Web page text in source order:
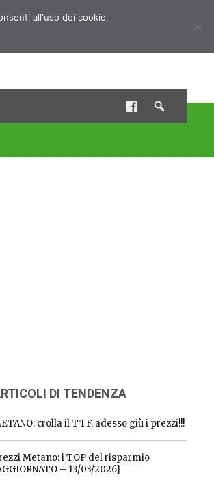
DI TENDENZA
crolla il TTF, adesso giù i prezzi!!!
Metano: i TOP del risparmio
– 13/03/2026]
all'uso dei cookie.